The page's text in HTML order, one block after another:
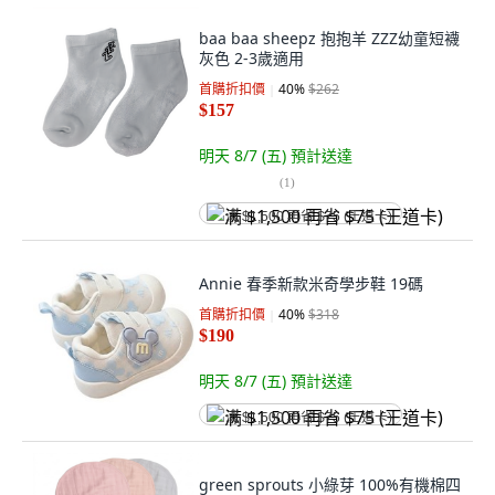
baa baa sheepz 抱抱羊 ZZZ幼童短襪
灰色 2-3歲適用
首購折扣價 40%$262
$157
明天 8/7 (五) 預計送達
(1)
满 $1,500 再省 $75 (王道卡)
Annie 春季新款米奇學步鞋 19碼
首購折扣價 40%$318
$190
明天 8/7 (五) 預計送達
满 $1,500 再省 $75 (王道卡)
green sprouts 小綠芽 100%有機棉四